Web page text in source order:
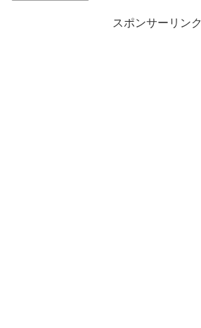
スポンサーリンク